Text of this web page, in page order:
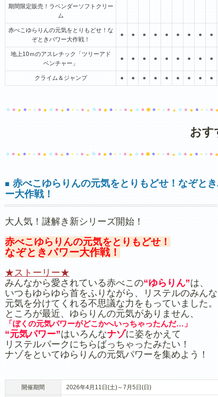
期間限定販売！ラベンダーソフトクリー
ム
赤べこゆらりんの元気をとりもどせ！な
ぞときパワー大作戦！
● ● ● ● ● ● ● ● ●
地上10ｍのアスレチック「ツリーアド
ベンチャー」
● ● ● ● ● ● ● ● ●
クライム＆ジャンプ ● ● ● ● ● ● ● ● ●
おす
■ 赤べこゆらりんの元気をとりもどせ！なぞと
ー大作戦！
大人気！謎解き新シリーズ開始！
赤べこゆらりんの元気をとりもどせ！
なぞときパワー大作戦！
★ストーリー★
みんなから愛されている赤べこの“ゆらりん”は、
いつもゆらゆら首をふりながら、リステルのみん
元気を分けてくれる不思議な力をもっていました。
ところが最近、ゆらりんの元気がありません、
「ぼくの元気パワーがどこかへいっちゃったんだ…」
“元気パワー”はいろんなナゾに姿をかえて
リステルパークにちらばっちゃったみたい！
ナゾをといてゆらりんの元気パワーを集めよう！
開催期間 2026年4月11日(土)～7月5日(日)